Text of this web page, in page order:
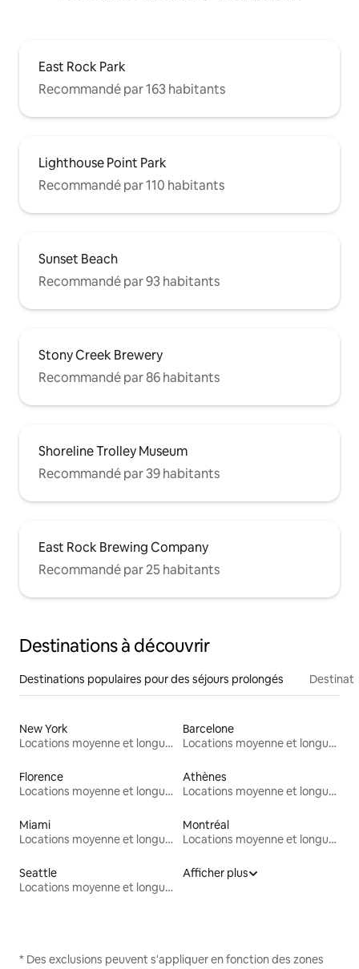
East Rock Park
Recommandé par 163 habitants
Lighthouse Point Park
Recommandé par 110 habitants
Sunset Beach
Recommandé par 93 habitants
Stony Creek Brewery
Recommandé par 86 habitants
Shoreline Trolley Museum
Recommandé par 39 habitants
East Rock Brewing Company
Recommandé par 25 habitants
Destinations à découvrir
Destinations populaires pour des séjours prolongés
New York
Locations moyenne et longue durée
Barcelone
Locations moyenne et longue durée
Florence
Locations moyenne et longue durée
Athènes
Locations moyenne et longue durée
Miami
Locations moyenne et longue durée
Montréal
Locations moyenne et longue durée
Seattle
Locations moyenne et longue durée
Afficher plus
* Des exclusions peuvent s'appliquer en fonction des zones